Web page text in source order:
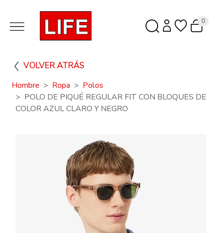
0
VOLVER ATRÁS
Hombre Ropa
Polos
POLO DE PIQUÉ REGULAR FIT CON BLOQUES DE
COLOR AZUL CLARO Y NEGRO